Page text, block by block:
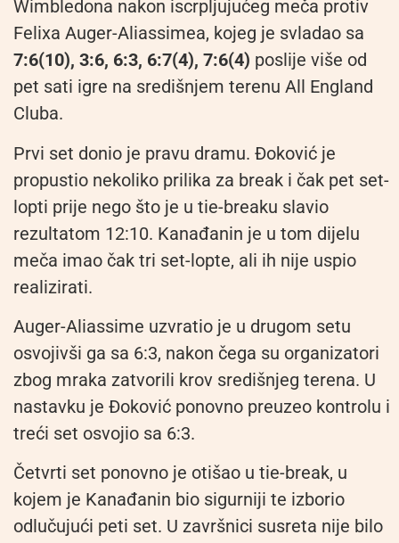
Wimbledona nakon iscrpljujućeg meča protiv
Felixa Auger-Aliassimea, kojeg je svladao sa
7:6(10), 3:6, 6:3, 6:7(4), 7:6(4) poslije više od
pet sati igre na središnjem terenu All England
Cluba.
Prvi set donio je pravu dramu. Đoković je
propustio nekoliko prilika za break i čak pet set-
lopti prije nego što je u tie-breaku slavio
rezultatom 12:10. Kanađanin je u tom dijelu
meča imao čak tri set-lopte, ali ih nije uspio
realizirati.
Auger-Aliassime uzvratio je u drugom setu
osvojivši ga sa 6:3, nakon čega su organizatori
zbog mraka zatvorili krov središnjeg terena. U
nastavku je Đoković ponovno preuzeo kontrolu i
treći set osvojio sa 6:3.
Četvrti set ponovno je otišao u tie-break, u
kojem je Kanađanin bio sigurniji te izborio
odlučujući peti set. U završnici susreta nije bilo